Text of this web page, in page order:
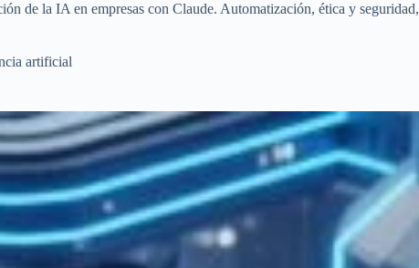
de la IA en empresas con Claude. Automatización, ética y seguridad,
artificial